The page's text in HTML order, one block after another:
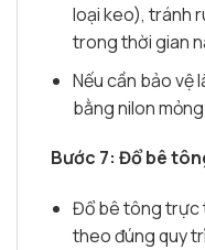
loại keo), tránh
trong thời gian
Nếu cần bảo vệ
bằng nilon
Bước 7: Đổ bê
Đổ bê tông trực
theo đúng quy